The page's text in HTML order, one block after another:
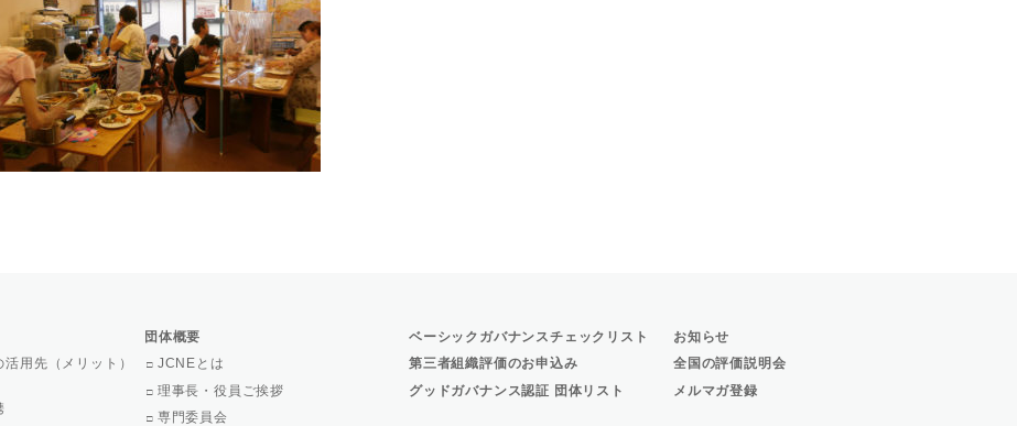
用先（メリット）
団体概要
JCNEとは
理事長・役員ご挨拶
専門委員会
ベーシックガバナンスチェックリスト
第三者組織評価のお申込み
グッドガバナンス認証 団体リスト
お知らせ
全国の評価説明会
メルマガ登録